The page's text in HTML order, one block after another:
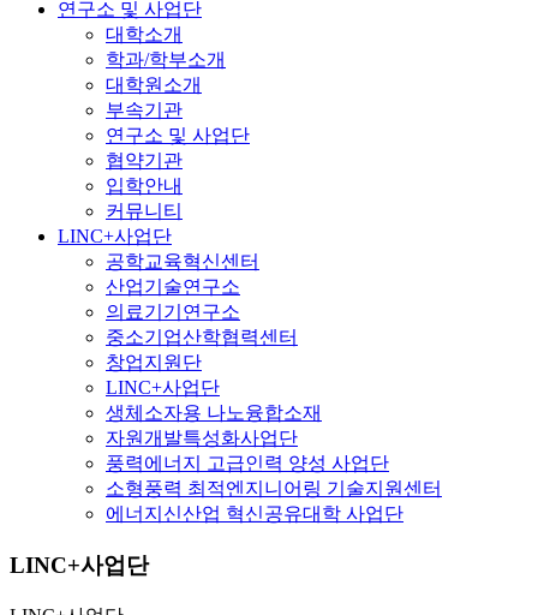
연구소 및 사업단
대학소개
학과/학부소개
대학원소개
부속기관
연구소 및 사업단
협약기관
입학안내
커뮤니티
LINC+사업단
공학교육혁신센터
산업기술연구소
의료기기연구소
중소기업산학협력센터
창업지원단
LINC+사업단
생체소자용 나노융합소재
자원개발특성화사업단
풍력에너지 고급인력 양성 사업단
소형풍력 최적엔지니어링 기술지원센터
에너지신산업 혁신공유대학 사업단
LINC+사업단